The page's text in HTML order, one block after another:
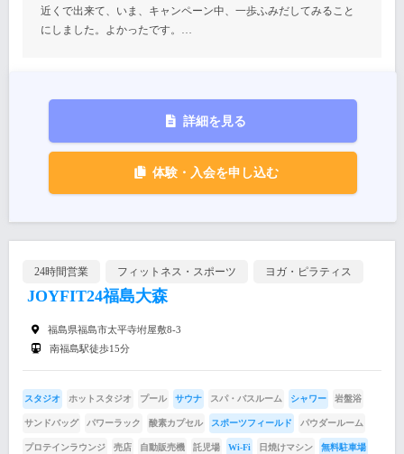
近くで出来て、いま、キャンペーン中、一歩ふみだしてみること
にしました。よかったです。…
詳細を見る
体験・入会を申し込む
24時間営業 フィットネス・スポーツ ヨガ・ピラティス
JOYFIT24福島大森
福島県福島市太平寺坿屋敷8-3
南福島駅徒歩15分
スタジオ ホットスタジオ プール サウナ スパ・バスルーム シャワー 岩盤浴
サンドバッグ パワーラック 酸素カプセル スポーツフィールド パウダールーム
プロテインラウンジ 売店 自動販売機 託児場 Wi-Fi 日焼けマシン 無料駐車場